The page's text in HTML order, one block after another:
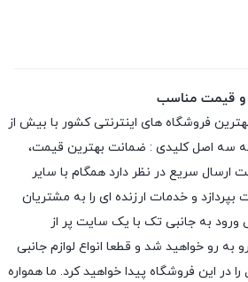
و قیمت مناسب
فروشگاه های اینترنتی کشور با بیش از
به سه اصل کلیدی : ضمانت بهترین قیمت،
سریع در نظر دارد همگام با سایر
بپردازد و خدمات ارزنده ای را به مشتریان
به جانبی تک با یک سایت پر از
رو خواهید شد و قطعا انواع لوازم جانبی
در این فروشگاه پیدا خواهید کرد. ما همواره